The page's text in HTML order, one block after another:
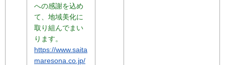
への感謝を込め
て、地域美化に
取り組んでまい
ります。
https://www.saita
maresona.co.jp/